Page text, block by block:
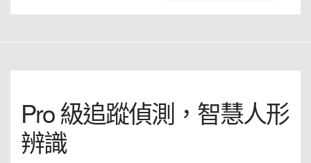
Pro 級追蹤偵測，智慧人形
辨識